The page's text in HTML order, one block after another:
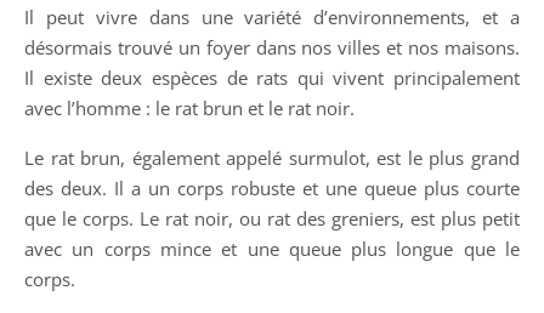
Il peut vivre dans une variété d’environnements, et a
désormais trouvé un foyer dans nos villes et nos maisons.
Il existe deux espèces de rats qui vivent principalement
avec l’homme : le rat brun et le rat noir.
Le rat brun, également appelé surmulot, est le plus grand
des deux. Il a un corps robuste et une queue plus courte
que le corps. Le rat noir, ou rat des greniers, est plus petit
avec un corps mince et une queue plus longue que le
corps.